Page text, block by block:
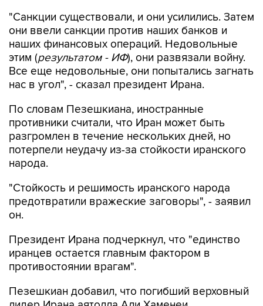
"Санкции существовали, и они усилились. Затем
они ввели санкции против наших банков и
наших финансовых операций. Недовольные
этим (результатом - ИФ), они развязали войну.
Все еще недовольные, они попытались загнать
нас в угол", - сказал президент Ирана.
По словам Пезешкиана, иностранные
противники считали, что Иран может быть
разгромлен в течение нескольких дней, но
потерпели неудачу из-за стойкости иранского
народа.
"Стойкость и решимость иранского народа
предотвратили вражеские заговоры", - заявил
он.
Президент Ирана подчеркнул, что "единство
иранцев остается главным фактором в
противостоянии врагам".
Пезешкиан добавил, что погибший верховный